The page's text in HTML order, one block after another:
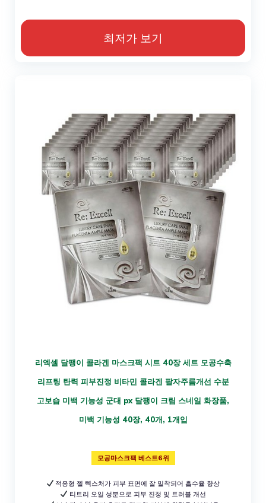
최저가 보기
리엑셀 달팽이 콜라겐 마스크팩 시트 40장 세트 모공수축
리프팅 탄력 피부진정 비타민 콜라겐 팔자주름개선 수분
고보습 미백 기능성 군대 px 달팽이 크림 스네일 화장품,
미백 기능성 40장, 40개, 1개입
모공마스크팩 베스트6위
적응형 젤 텍스처가 피부 표면에 잘 밀착되어 흡수율 향상
티트리 오일 성분으로 피부 진정 및 트러블 개선